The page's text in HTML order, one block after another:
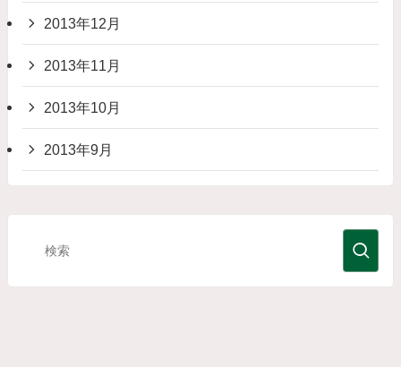
2013年12月
2013年11月
2013年10月
2013年9月